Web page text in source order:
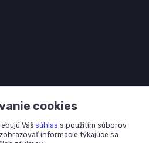
cookies
Váš súhlas s použitím súborov
informácie týkajúce sa